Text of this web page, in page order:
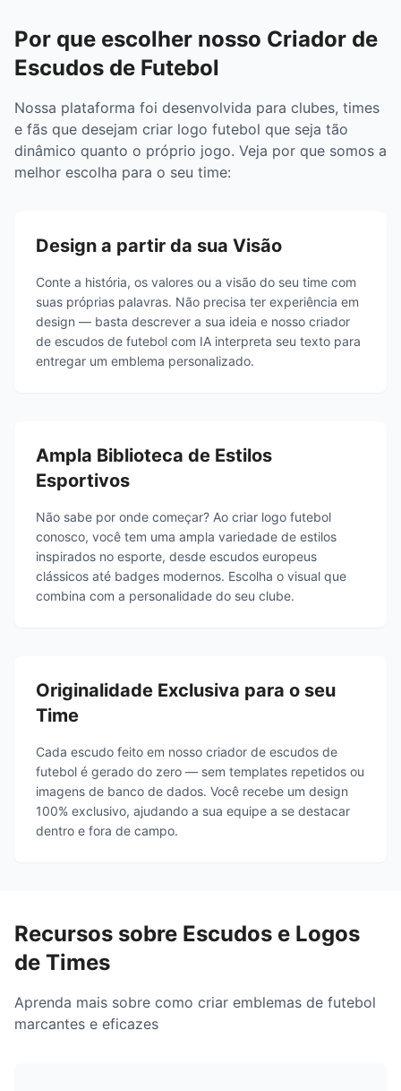
Por que escolher nosso Criador de
Escudos de Futebol
Nossa plataforma foi desenvolvida para clubes, times
e fãs que desejam criar logo futebol que seja tão
dinâmico quanto o próprio jogo. Veja por que somos a
melhor escolha para o seu time:
Design a partir da sua Visão
Conte a história, os valores ou a visão do seu time com
suas próprias palavras. Não precisa ter experiência em
design — basta descrever a sua ideia e nosso criador
de escudos de futebol com IA interpreta seu texto para
entregar um emblema personalizado.
Ampla Biblioteca de Estilos
Esportivos
Não sabe por onde começar? Ao criar logo futebol
conosco, você tem uma ampla variedade de estilos
inspirados no esporte, desde escudos europeus
clássicos até badges modernos. Escolha o visual que
combina com a personalidade do seu clube.
Originalidade Exclusiva para o seu
Time
Cada escudo feito em nosso criador de escudos de
futebol é gerado do zero — sem templates repetidos ou
imagens de banco de dados. Você recebe um design
100% exclusivo, ajudando a sua equipe a se destacar
dentro e fora de campo.
Recursos sobre Escudos e Logos
de Times
Aprenda mais sobre como criar emblemas de futebol
marcantes e eficazes